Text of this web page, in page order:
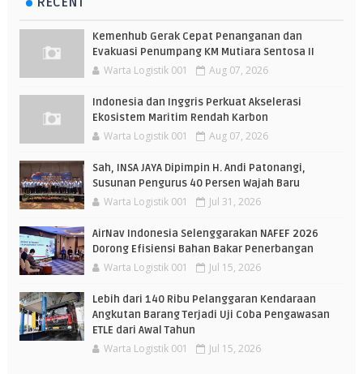
Kemenhub Gerak Cepat Penanganan dan
Evakuasi Penumpang KM Mutiara Sentosa II
Warta Logistik 001 Aug 07, 2026
Indonesia dan Inggris Perkuat Akselerasi
Ekosistem Maritim Rendah Karbon
Warta Logistik 001 Aug 07, 2026
Sah, INSA JAYA Dipimpin H. Andi Patonangi,
Susunan Pengurus 40 Persen Wajah Baru
Warta Logistik 001 Jul 31, 2026
AirNav Indonesia Selenggarakan NAFEF 2026
Dorong Efisiensi Bahan Bakar Penerbangan
Warta Logistik 001 Jul 15, 2026
Lebih dari 140 Ribu Pelanggaran Kendaraan
Angkutan Barang Terjadi Uji Coba Pengawasan
ETLE dari Awal Tahun
Warta Logistik 001 Jul 15, 2026